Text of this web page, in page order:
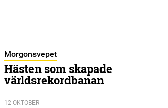
Morgonsvepet
Hästen som skapade
världsrekordbanan
12 OKTOBER